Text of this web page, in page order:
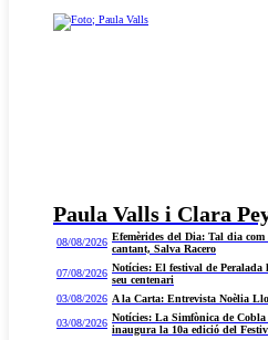
Paula Valls i Clara
08/08/2026 Efemèrides del Dia: Tal dia
cantant, Salva Racero
07/08/2026 Notícies: El festival de
seu centenari
03/08/2026 A la Carta: Entrevista Noèlia
03/08/2026 Notícies: La Simfònica de
inaugura la 10a edició del